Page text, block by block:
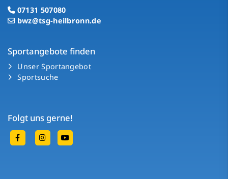
07131 507080
bwz@tsg-heilbronn.de
Sportangebote finden
Unser Sportangebot
Sportsuche
Folgt uns gerne!